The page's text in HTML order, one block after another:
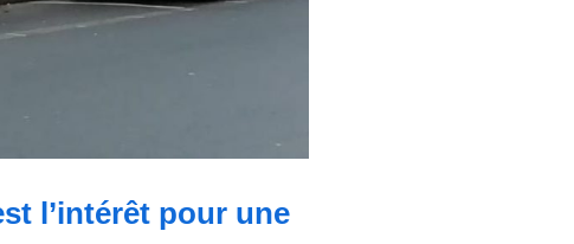
l’intérêt pour une